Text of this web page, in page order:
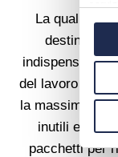
La qualità
destinati al
indispensabili
del lavoro dei
la massima
inutili e
pacchetti per